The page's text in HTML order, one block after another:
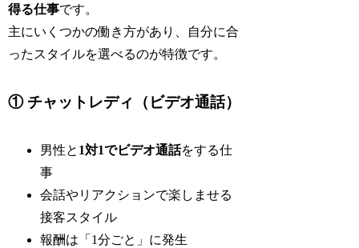
得る仕事です。
主にいくつかの働き方があり、自分に合
ったスタイルを選べるのが特徴です。
① チャットレディ（ビデオ通話）
男性と 1対1でビデオ通話をする仕
事
会話やリアクションで楽しませる
接客スタイル
報酬は「1分ごと」に発生